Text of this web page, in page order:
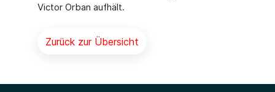
Victor Orban aufhält.
Zurück zur Übersicht